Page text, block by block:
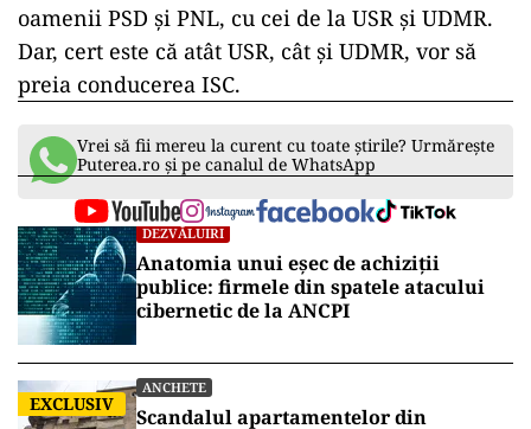
oamenii PSD și PNL, cu cei de la USR și UDMR.
Dar, cert este că atât USR, cât și UDMR, vor să
preia conducerea ISC.
Vrei să fii mereu la curent cu toate știrile? Urmărește
Puterea.ro și pe canalul de WhatsApp
DEZVĂLUIRI
Anatomia unui eșec de achiziții
publice: firmele din spatele atacului
cibernetic de la ANCPI
EXCLUSIV
ANCHETE
Scandalul apartamentelor din